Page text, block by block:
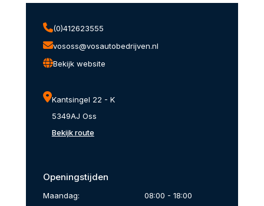
(0)412623555
vososs@vosautobedrijven.nl
Bekijk website
Kantsingel 22 - K
5349AJ Oss
Bekijk route
Openingstijden
Maandag:
08:00 - 18:00